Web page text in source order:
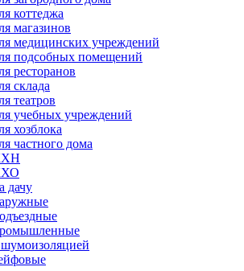
коттеджа
магазинов
медицинских учреждений
подсобных помещений
ресторанов
склада
театров
учебных учреждений
хозблока
частного дома
дачу